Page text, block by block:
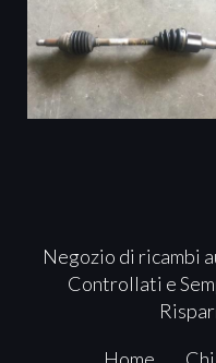
Negozio di ricambi
Controllati e